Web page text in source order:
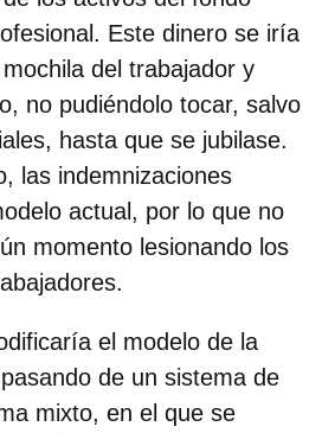
Este dinero se iría
del trabajador y
, no pudiéndolo tocar, salvo
hasta que se jubilase.
las indemnizaciones
actual, por lo que no
momento lesionando los
el modelo de la
de un sistema de
mixto, en el que se